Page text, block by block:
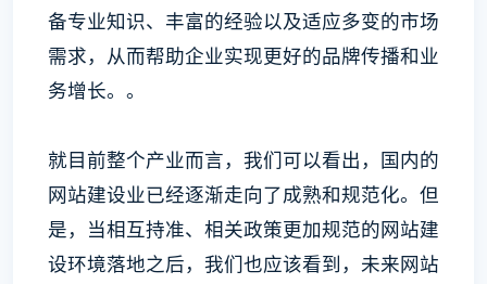
备专业知识、丰富的经验以及适应多变的市场
需求，从而帮助企业实现更好的品牌传播和业
务增长。。
就目前整个产业而言，我们可以看出，国内的
网站建设业已经逐渐走向了成熟和规范化。但
是，当相互持准、相关政策更加规范的网站建
设环境落地之后，我们也应该看到，未来网站